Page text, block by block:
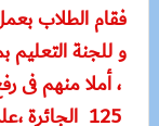
فقام الطلاب
و للجنة التعليم
، أملا منهم فى
125 الجائرة